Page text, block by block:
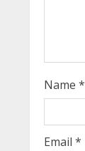
i
n
g
Name *
Email *